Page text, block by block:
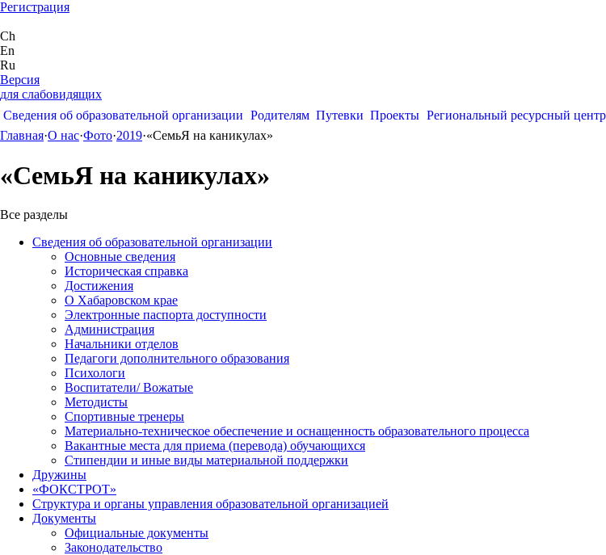
Регистрация
Ch
En
Ru
Версия
для слабовидящих
Сведения об образовательной организации Родителям Путевки Проекты Региональный ресурсный центр
Главная·О нас·Фото·2019·«СемьЯ на каникулах»
«СемьЯ на каникулах»
Все разделы
Сведения об образовательной организации
Основные сведения
Историческая справка
Достижения
О Хабаровском крае
Электронные паспорта доступности
Администрация
Начальники отделов
Педагоги дополнительного образования
Психологи
Воспитатели/ Вожатые
Методисты
Спортивные тренеры
Материально-техническое обеспечение и оснащенность образовательного процесса
Вакантные места для приема (перевода) обучающихся
Стипендии и иные виды материальной поддержки
Дружины
«ФОКСТРОТ»
Структура и органы управления образовательной организацией
Документы
Официальные документы
Законодательство